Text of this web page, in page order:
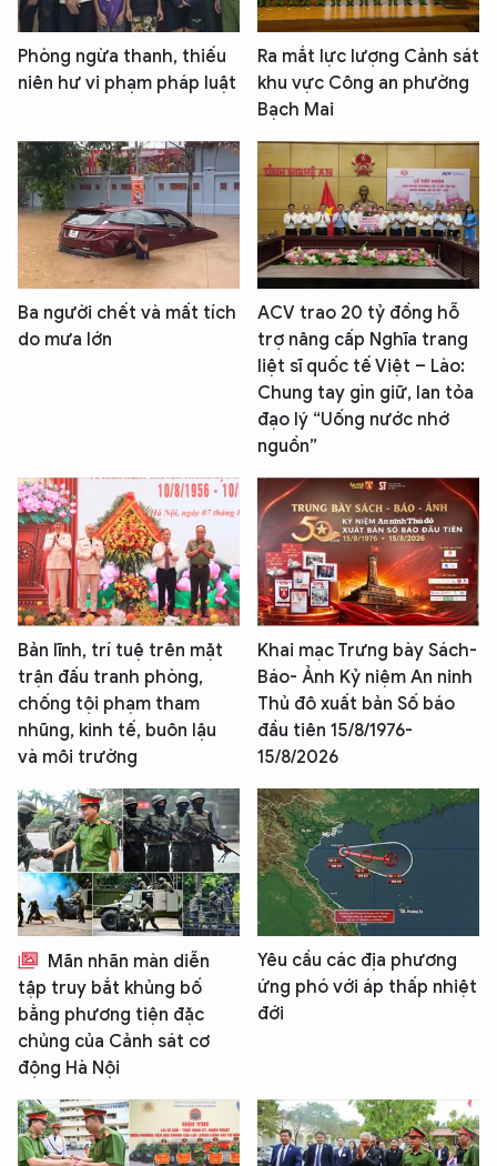
Phòng ngừa thanh, thiếu
niên hư vi phạm pháp luật
Ra mắt lực lượng Cảnh sát
khu vực Công an phường
Bạch Mai
Ba người chết và mất tích
do mưa lớn
ACV trao 20 tỷ đồng hỗ
trợ nâng cấp Nghĩa trang
liệt sĩ quốc tế Việt – Lào:
Chung tay gìn giữ, lan tỏa
đạo lý “Uống nước nhớ
nguồn”
Bản lĩnh, trí tuệ trên mặt
trận đấu tranh phòng,
chống tội phạm tham
nhũng, kinh tế, buôn lậu
và môi trường
Khai mạc Trưng bày Sách-
Báo- Ảnh Kỷ niệm An ninh
Thủ đô xuất bản Số báo
đầu tiên 15/8/1976-
15/8/2026
Mãn nhãn màn diễn
tập truy bắt khủng bố
bằng phương tiện đặc
chủng của Cảnh sát cơ
động Hà Nội
Yêu cầu các địa phương
ứng phó với áp thấp nhiệt
đới